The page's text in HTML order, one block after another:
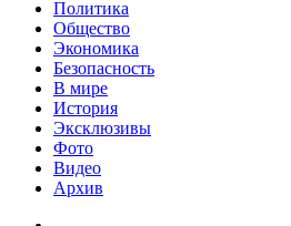
Политика
Общество
Экономика
Безопасность
В мире
История
Эксклюзивы
Фото
Видео
Архив